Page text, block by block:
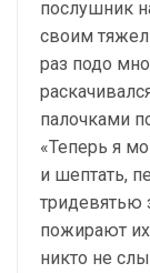
послушник
своим
раз подо
палочками
«Теперь я
и шептать,
тридевятью
пожирают
никто не